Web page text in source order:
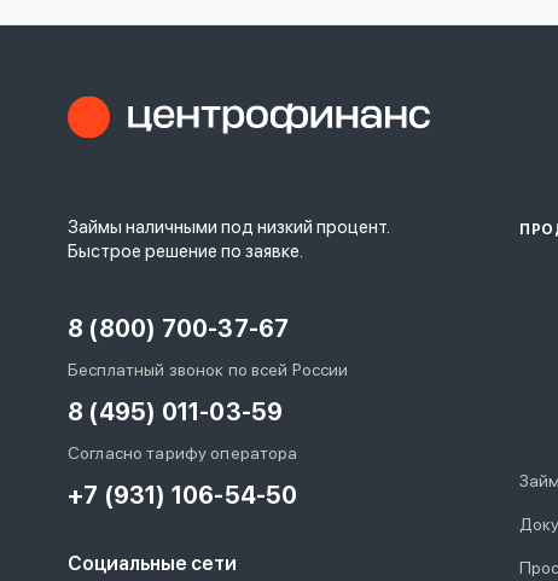
Займы наличными под низкий процент.
Быстрое решение по заявке.
8 (800) 700-37-67
Бесплатный звонок по всей России
8 (495) 011-03-59
Согласно тарифу оператора
+7 (931) 106-54-50
Социальные сети